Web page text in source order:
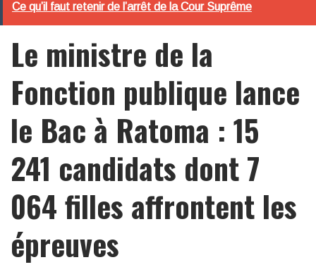
Ce qu’il faut retenir de l’arrêt de la Cour Suprême
Le ministre de la
Fonction publique lance
le Bac à Ratoma : 15
241 candidats dont 7
064 filles affrontent les
épreuves